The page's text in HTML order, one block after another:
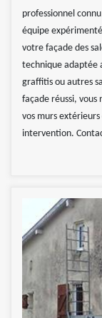
professionnel
équipe
votre façade des
technique adaptée
graffitis ou autres
façade réussi, vous
vos murs
intervention.